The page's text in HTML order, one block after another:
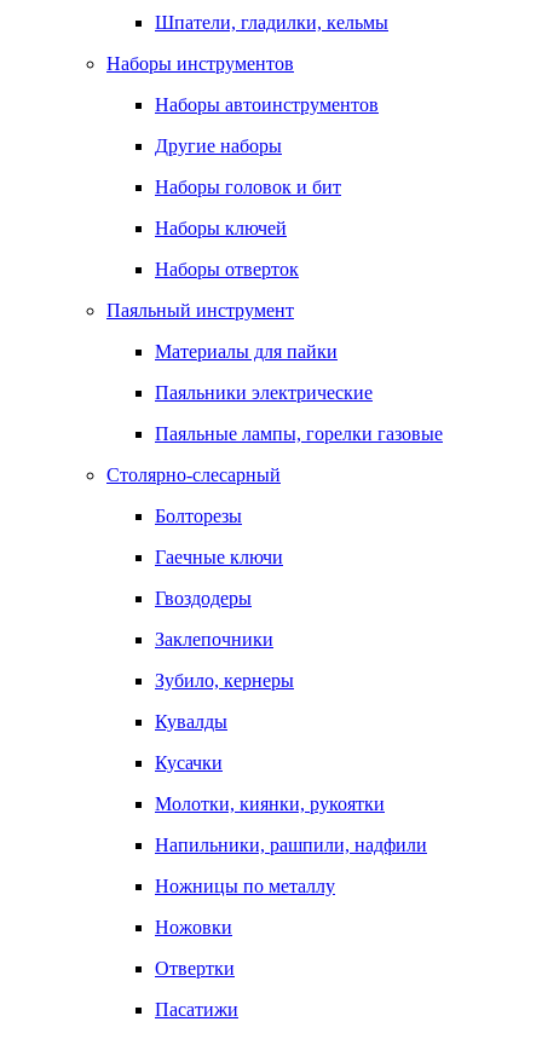
Шпатели, гладилки, кельмы
Наборы инструментов
Наборы автоинструментов
Другие наборы
Наборы головок и бит
Наборы ключей
Наборы отверток
Паяльный инструмент
Материалы для пайки
Паяльники электрические
Паяльные лампы, горелки газовые
Столярно-слесарный
Болторезы
Гаечные ключи
Гвоздодеры
Заклепочники
Зубило, кернеры
Кувалды
Кусачки
Молотки, киянки, рукоятки
Напильники, рашпили, надфили
Ножницы по металлу
Ножовки
Отвертки
Пасатижи